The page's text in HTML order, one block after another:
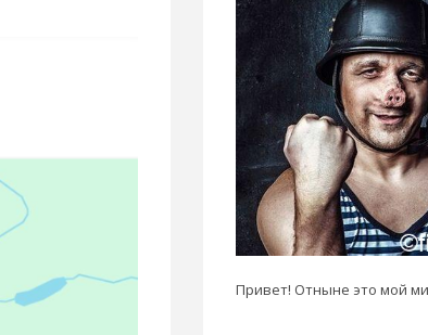
Привет! Отныне это мой